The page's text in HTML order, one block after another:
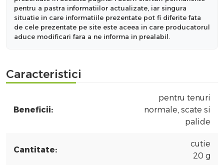
pentru a pastra informatiilor actualizate, iar singura
situatie in care informatiile prezentate pot fi diferite fata
de cele prezentate pe site este aceea in care producatorul
aduce modificari fara a ne informa in prealabil.
Caracteristici
Beneficii:
pentru tenuri
normale, scate si
palide
Cantitate:
cutie
20 g